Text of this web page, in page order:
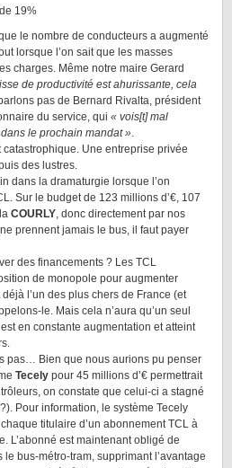
19%
le nombre de conducteurs a augmenté
lorsque l’on sait que les masses
charges. Même notre maire Gerard
de productivité est ahurissante, cela
pas de Bernard Rivalta, président
du service, qui « vois[t] mal
le prochain mandat ».
catastrophique. Une entreprise privée
des lustres.
dans la dramaturgie lorsque l’on
Sur le budget de 123 millions d’€, 107
COURLY, donc directement par nos
prennent jamais le bus, il faut payer
des financements ? Les TCL
de monopole pour augmenter
l’un des plus chers de France (et
le. Mais cela n’aura qu’un seul
en constante augmentation et atteint
pas… Bien que nous aurions pu penser
Tecely pour 45 millions d’€ permettrait
on constate que celui-ci a stagné
Pour information, le système Tecely
titulaire d’un abonnement TCL à
L’abonné est maintenant obligé de
bus-métro-tram, supprimant l’avantage